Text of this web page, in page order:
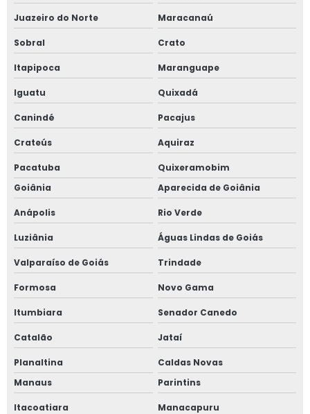
Juazeiro do Norte Maracanaú
Sobral Crato
Itapipoca Maranguape
Iguatu Quixadá
Canindé Pacajus
Crateús Aquiraz
Pacatuba
Quixeramobim
Goiânia
Aparecida de Goiânia
Anápolis Rio Verde
Luziânia Águas Lindas de Goiás
Valparaíso de Goiás Trindade
Formosa Novo Gama
Itumbiara Senador Canedo
Catalão Jataí
Planaltina
Caldas Novas
Manaus
Parintins
Itacoatiara Manacapuru